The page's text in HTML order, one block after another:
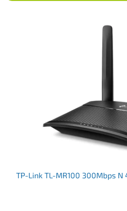
TP-Link TL-MR100 300Mbps N